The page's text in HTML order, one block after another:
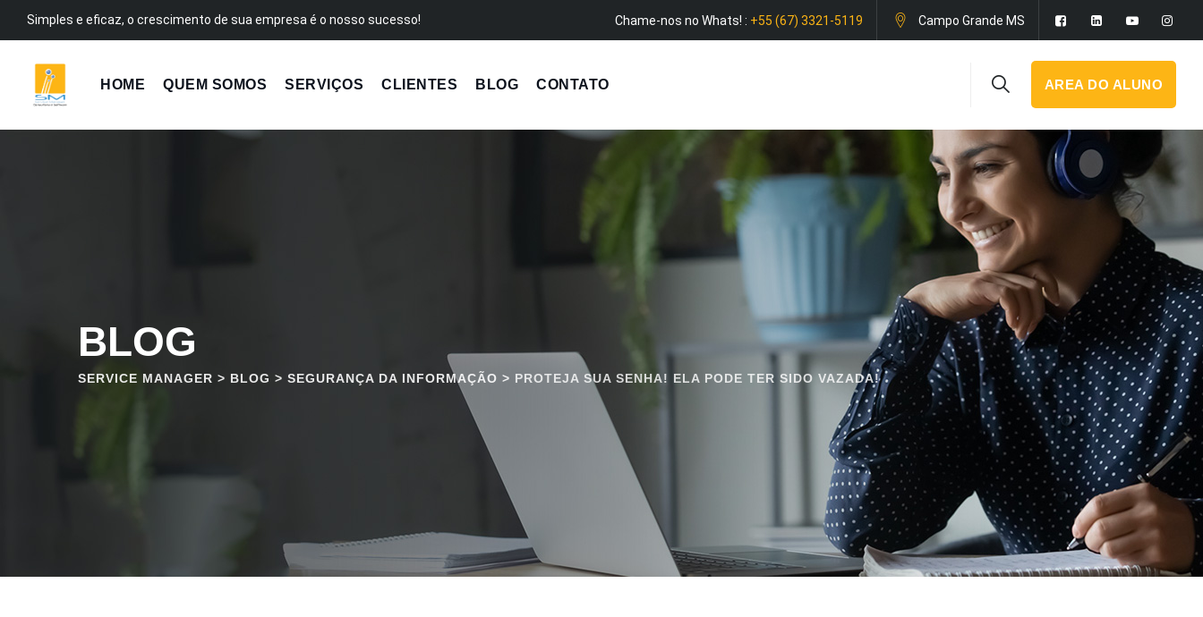
conteúdo
Simples e eficaz, o crescimento de sua empresa é o nosso sucesso! Chame-nos no Whats! : +55 (67) 3321-5119 Campo Grande MS
HOME QUEM SOMOS SERVIÇOS CLIENTES BLOG CONTATO AREA DO ALUNO
BLOG
SERVICE MANAGER > BLOG > SEGURANÇA DA INFORMAÇÃO > PROTEJA SUA SENHA! ELA PODE TER SIDO VAZADA!